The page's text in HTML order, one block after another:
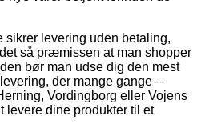
levering uden betaling,
så præmissen at man shopper
bør man udse dig den mest
der mange gange –
Vordingborg eller Vojens
levere dine produkter til et